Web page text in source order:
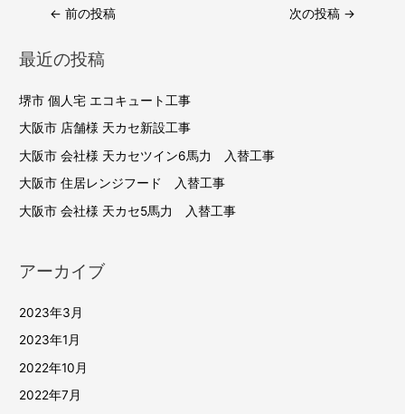
投
稿
ナ
ビ
ゲ
ー
シ
ョ
← 前の投稿 次の投稿 →
最近の投稿
堺市 個人宅 エコキュート工事
大阪市 店舗様 天カセ新設工事
大阪市 会社様 天カセツイン6馬力 入替工事
大阪市 住居レンジフード 入替工事
大阪市 会社様 天カセ5馬力 入替工事
アーカイブ
2023年3月
2023年1月
2022年10月
2022年7月